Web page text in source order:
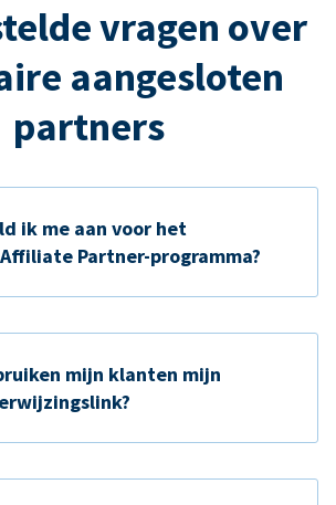
vragen over
aangesloten
partners
ik me aan voor het
Partner-programma?
mijn klanten mijn